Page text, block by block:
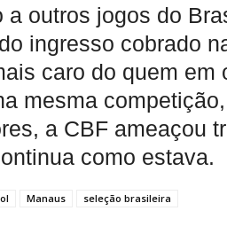
outros jogos do
ingresso cobrado
caro do quem em
mesma
a CBF ameaçou
como estava.
Manaus seleção brasileira